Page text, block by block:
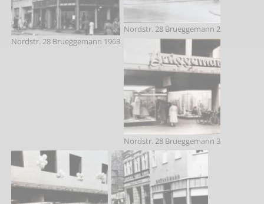
Nordstr. 28 Brueggemann 1963
Nordstr. 28 Brueggemann 2
Nordstr. 28 Brueggemann 3